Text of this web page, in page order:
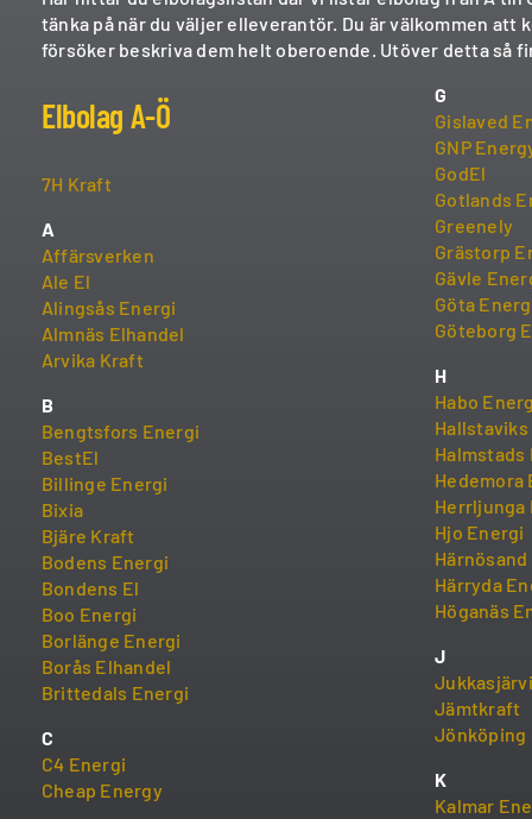
tänka på när du väljer elleverantör. Du är välkommen
försöker beskriva dem helt oberoende. Utöver detta så
Elbolag A-Ö
7H Kraft
A
Affärsverken
Ale El
Alingsås Energi
Almnäs Elhandel
Arvika Kraft
B
Bengtsfors Energi
BestEl
Billinge Energi
Bixia
Bjäre Kraft
Bodens Energi
Bondens El
Boo Energi
Borlänge Energi
Borås Elhandel
Brittedals Energi
C
C4 Energi
Cheap Energy
G
Gislaved
GNP
GodEl
Gotlands
Greenely
Grästorp
Gävle
Göta
Göteborg
H
Habo
Hallstaviks
Halmstads
Hedemora
Herrljunga
Hjo Energi
Härnösand
Härryda
Höganäs
J
Jämtkraft
Jönköping
K
Kalmar